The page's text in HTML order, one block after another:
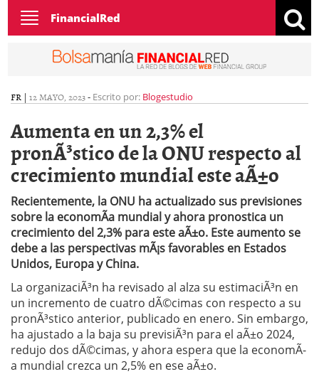
Toggle
navigation
FinancialRed
FR | 12 MAYO, 2023- Escrito por: Blogestudio
Aumenta en un 2,3% el
pronÃ³stico de la ONU respecto al
crecimiento mundial este aÃ±o
Recientemente, la ONU ha actualizado sus previsiones
sobre la economÃ­a mundial y ahora pronostica un
crecimiento del 2,3% para este aÃ±o. Este aumento se
debe a las perspectivas mÃ¡s favorables en Estados
Unidos, Europa y China.
La organizaciÃ³n ha revisado al alza su estimaciÃ³n en
un incremento de cuatro dÃ©cimas con respecto a su
pronÃ³stico anterior, publicado en enero. Sin embargo,
ha ajustado a la baja su previsiÃ³n para el aÃ±o 2024,
redujo dos dÃ©cimas, y ahora espera que la economÃ­
a mundial crezca un 2,5% en ese aÃ±o.